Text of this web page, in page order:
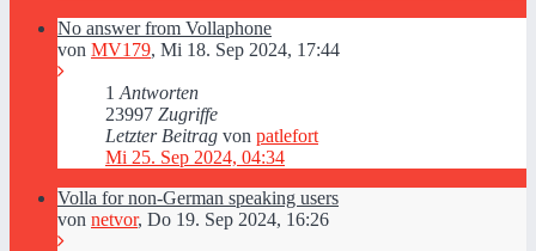
No answer from Vollaphone
von MV179, Mi 18. Sep 2024, 17:44
1 Antworten
23997 Zugriffe
Letzter Beitrag von patlefort
Mi 25. Sep 2024, 04:34
Volla for non-German speaking users
von netvor, Do 19. Sep 2024, 16:26